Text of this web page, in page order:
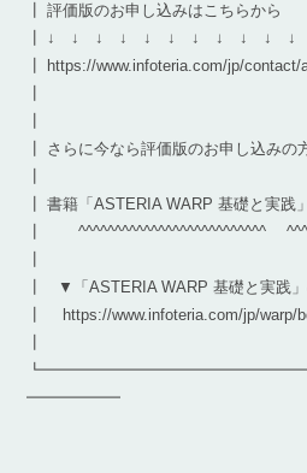
┃ 評価版のお申し込みはこちらから
┃ ↓ ↓ ↓ ↓ ↓ ↓ ↓ ↓ ↓ ↓ ↓
┃ https://www.infoteria.com/jp/contact/
┃ さらに今なら評価版のお申し込みの
┃
┃ 書籍「ASTERIA WARP 基礎と実践
┃ ^^^^^^^^^^^^^^^^^^^^^^^^^^
┃ ▼「ASTERIA WARP 基礎と実践」
┃ https://www.infoteria.com/jp/warp/
━━━━━━